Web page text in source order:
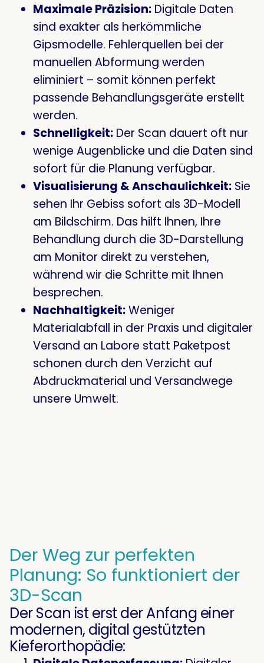
Maximale Präzision: Digitale Daten
sind exakter als herkömmliche
Gipsmodelle. Fehlerquellen bei der
manuellen Abformung werden
eliminiert – somit können perfekt
passende Behandlungsgeräte erstellt
werden.
Schnelligkeit: Der Scan dauert oft nur
wenige Augenblicke und die Daten sind
sofort für die Planung verfügbar.
Visualisierung & Anschaulichkeit: Sie
sehen Ihr Gebiss sofort als 3D-Modell
am Bildschirm. Das hilft Ihnen, Ihre
Behandlung durch die 3D-Darstellung
am Monitor direkt zu verstehen,
während wir die Schritte mit Ihnen
besprechen.
Nachhaltigkeit:Weniger
Materialabfall in der Praxis und digitaler
Versand an Labore statt Paketpost
schonen durch den Verzicht auf
Abdruckmaterial und Versandwege
unsere Umwelt.
Der Weg zur perfekten
Planung: So funktioniert der
3D-Scan
Der Scan ist erst der Anfang einer
modernen, digital gestützten
Kieferorthopädie: